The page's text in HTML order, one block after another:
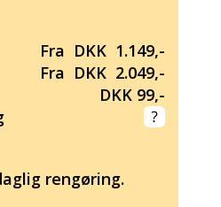
Fra DKK 1.149,-
Fra DKK 2.049,-
DKK 99,-
rengøring.